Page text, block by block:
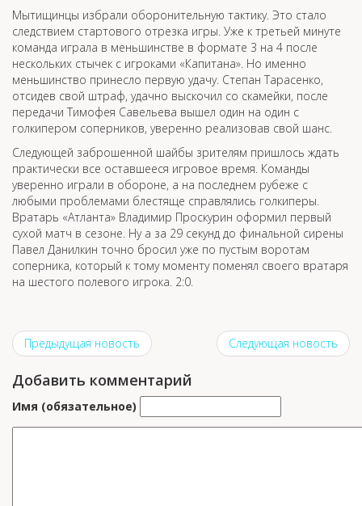
Мытищинцы избрали оборонительную тактику. Это стало
следствием стартового отрезка игры. Уже к третьей минуте
команда играла в меньшинстве в формате 3 на 4 после
нескольких стычек с игроками «Капитана». Но именно
меньшинство принесло первую удачу. Степан Тарасенко,
отсидев свой штраф, удачно выскочил со скамейки, после
передачи Тимофея Савельева вышел один на один с
голкипером соперников, уверенно реализовав свой шанс.
Следующей заброшенной шайбы зрителям пришлось ждать
практически все оставшееся игровое время. Команды
уверенно играли в обороне, а на последнем рубеже с
любыми проблемами блестяще справлялись голкиперы.
Вратарь «Атланта» Владимир Проскурин оформил первый
сухой матч в сезоне. Ну а за 29 секунд до финальной сирены
Павел Данилкин точно бросил уже по пустым воротам
соперника, который к тому моменту поменял своего вратаря
на шестого полевого игрока. 2:0.
Предыдущая новость Следующая новость
Добавить комментарий
Имя (обязательное)